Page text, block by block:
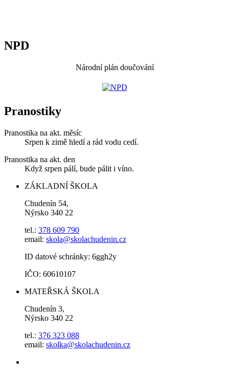
NPD
Národní plán doučování
Pranostiky
Pranostika na akt. měsíc
Srpen k zimě hledí a rád vodu cedí.
Pranostika na akt. den
Když srpen pálí, bude pálit i víno.
ZÁKLADNÍ ŠKOLA
Chudenín 54,
Nýrsko 340 22
tel.: 378 609 790
email: skola@skolachudenin.cz
ID datové schránky: 6ggh2y
IČO: 60610107
MATEŘSKÁ ŠKOLA
Chudenín 3,
Nýrsko 340 22
tel.: 376 323 088
email: skolka@skolachudenin.cz